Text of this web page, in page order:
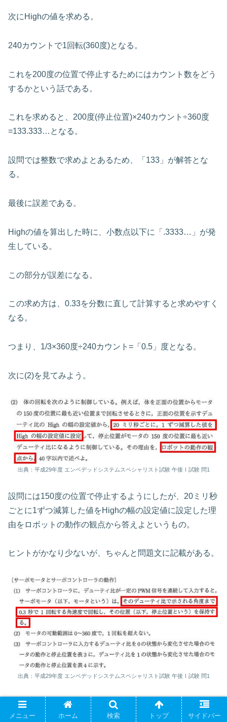
次にHighの値を求める。
240カウントで1回転(360度)となる。
これを200度の位置で停止するためにはカウント数をどう
するかという話である。
これを求めると、200度(停止位置)×240カウント÷360度
=133.333…となる。
設問では整数で求めよとあるため、「133」が解答とな
る。
最後に誤差である。
Highの値を算出した時に、小数点以下に「.3333…」が発
生している。
この部分が誤差になる。
この求め方は、0.33を分数に直して計算すると求めやすく
なる。
つまり、1/3×360度÷240カウント=「0.5」度となる。
次に(2)を見てみよう。
出典：平成29年度 エンベデッドシステムスペシャリスト試験 午後Ⅰ試験 問1
設問には150度の位置で停止するようにしたが、20ミリ秒
ごとに1ずつ減算した値をHighの幅の設定値に設定した理
由をロボットの動作の観点から答えよというもの。
ヒントがかなり少ないが、ちゃんと問題文に記載がある。
出典：平成29年度 エンベデッドシステムスペシャリスト試験 午後Ⅰ試験 問1
なにも制御しないと1回転(360度)するのに0.3秒で完了し
てしまうということだ。
メニュー ホーム 検索 トップ サイドバー